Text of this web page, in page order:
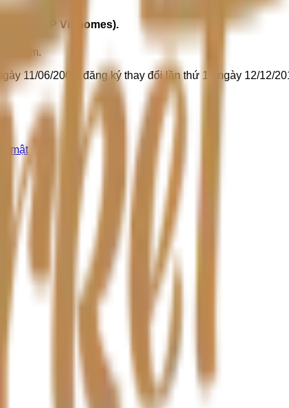
ty CP Vinhomes).
Nam.
11/06/2009, đăng ký thay đổi lần thứ 14 ngày 12/12/
mật